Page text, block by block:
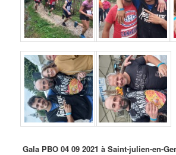
Gala PBO 04 09 2021 à Saint-julien-en-